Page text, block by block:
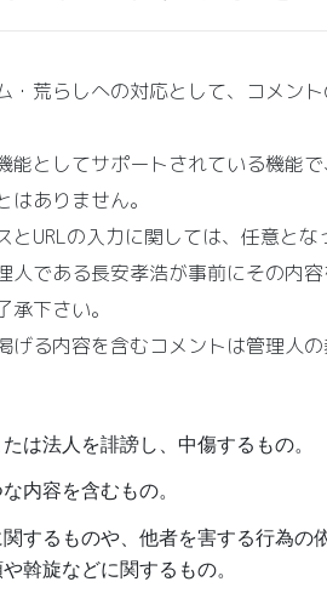
・荒らしへの対応として、コメン
能としてサポートされている機能
はありません。
とURLの入力に関しては、任意とな
人である長安孝浩が事前にその内
下さい。
げる内容を含むコメントは管理人
は法人を誹謗し、中傷するもの。
内容を含むもの。
するものや、他者を害する行為の
斡旋などに関するもの。